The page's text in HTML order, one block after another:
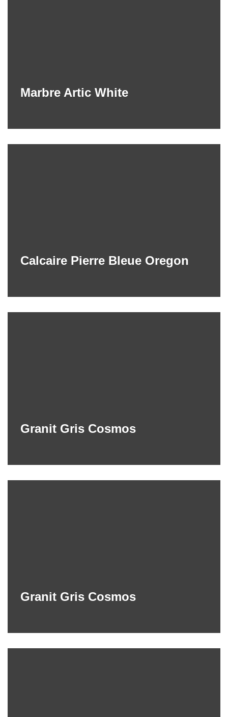
Marbre Artic White
Calcaire Pierre Bleue Oregon
Granit Gris Cosmos
Granit Gris Cosmos